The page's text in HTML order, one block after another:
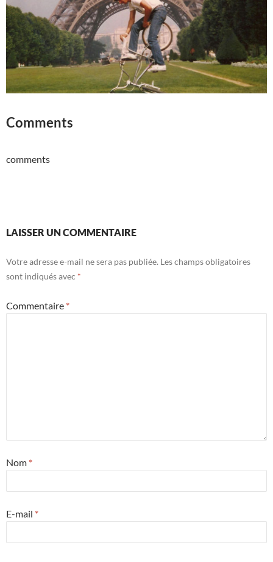
Comments
comments
LAISSER UN COMMENTAIRE
Votre adresse e-mail ne sera pas publiée. Les champs obligatoires
sont indiqués avec *
Commentaire *
Nom *
E-mail *